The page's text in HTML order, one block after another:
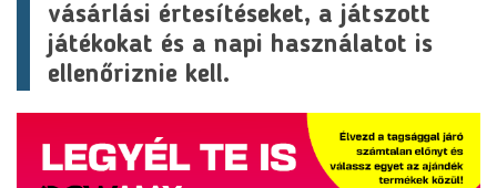
vásárlási értesítéseket, a játszott
játékokat és a napi használatot is
ellenőriznie kell.